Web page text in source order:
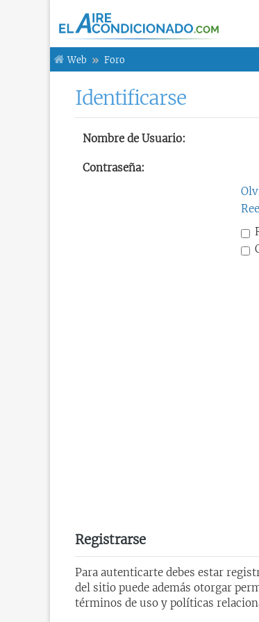
Web Foro
Identificarse
Nombre de Usuario:
Contraseña:
Registrarse
Para autenticarte debes estar
del sitio puede además otorgar
términos de uso y políticas